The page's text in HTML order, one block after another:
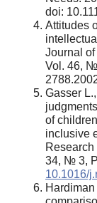
doi:
Attitudes
Journal
Vol. 46, №
Gasser
of
inclusive
34, № 3,
10.1016/